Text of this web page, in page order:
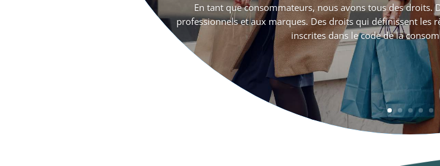
En tant que consommateurs, nous avons tous des droits.
professionnels et aux marques. Des droits qui définissent les
inscrites dans le code de la